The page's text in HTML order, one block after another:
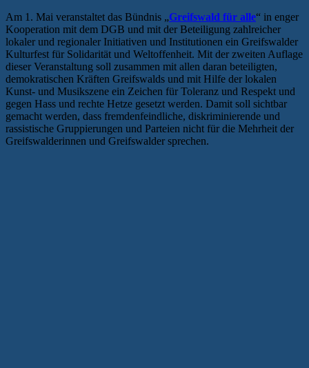
Am 1. Mai veranstaltet das Bündnis „Greifswald für alle“ in enger
Kooperation mit dem DGB und mit der Beteiligung zahlreicher
lokaler und regionaler Initiativen und Institutionen ein Greifswalder
Kulturfest für Solidarität und Weltoffenheit. Mit der zweiten Auflage
dieser Veranstaltung soll zusammen mit allen daran beteiligten,
demokratischen Kräften Greifswalds und mit Hilfe der lokalen
Kunst- und Musikszene ein Zeichen für Toleranz und Respekt und
gegen Hass und rechte Hetze gesetzt werden. Damit soll sichtbar
gemacht werden, dass fremdenfeindliche, diskriminierende und
rassistische Gruppierungen und Parteien nicht für die Mehrheit der
Greifswalderinnen und Greifswalder sprechen.